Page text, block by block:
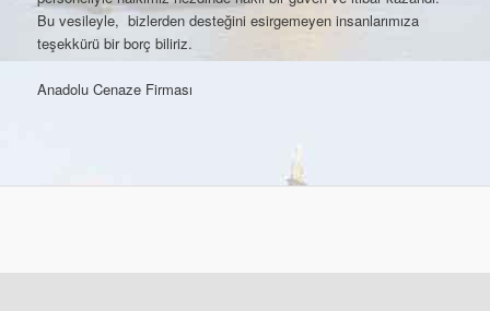
Bu vesileyle, bizlerden desteğini esirgemeyen insanlarımıza
teşekkürü bir borç biliriz.
Anadolu Cenaze Firması